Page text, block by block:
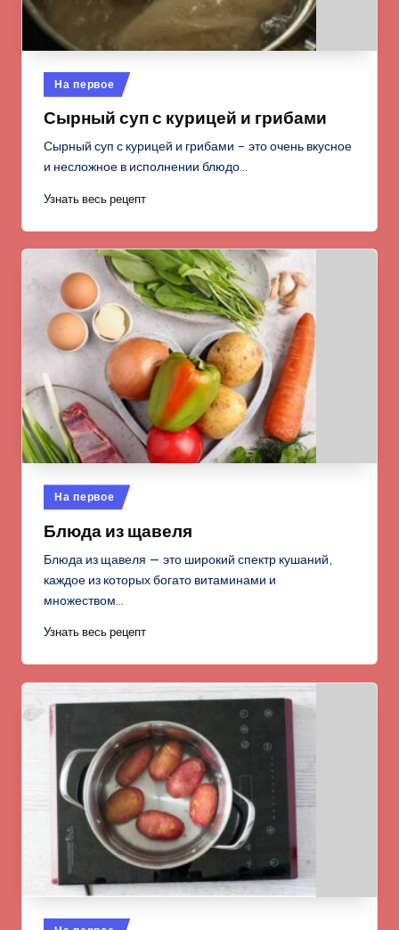
Опубликовано
в
На первое
Сырный суп с курицей и грибами
Сырный суп с курицей и грибами – это очень вкусное
и несложное в исполнении блюдо…
Узнать весь рецепт
Опубликовано
в
На первое
Блюда из щавеля
Блюда из щавеля — это широкий спектр кушаний,
каждое из которых богато витаминами и
множеством…
Узнать весь рецепт
Опубликовано